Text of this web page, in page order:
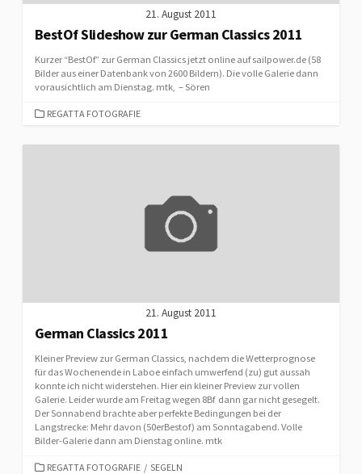
21. August 2011
BestOf Slideshow zur German Classics 2011
Kurzer “BestOf” zur German Classics jetzt online auf sailpower.de (58
Bilder aus einer Datenbank von 2600 Bildern). Die volle Galerie dann
vorausichtlich am Dienstag. mtk, – Sören
CATEGORIES
REGATTA FOTOGRAFIE
21. August 2011
German Classics 2011
Kleiner Preview zur German Classics, nachdem die Wetterprognose
für das Wochenende in Laboe einfach umwerfend (zu) gut aussah
konnte ich nicht widerstehen. Hier ein kleiner Preview zur vollen
Galerie. Leider wurde am Freitag wegen 8Bf dann gar nicht gesegelt.
Der Sonnabend brachte aber perfekte Bedingungen bei der
Langstrecke: Mehr davon (50erBestof) am Sonntagabend. Volle
Bilder-Galerie dann am Dienstag online. mtk
CATEGORIES
REGATTA FOTOGRAFIE / SEGELN